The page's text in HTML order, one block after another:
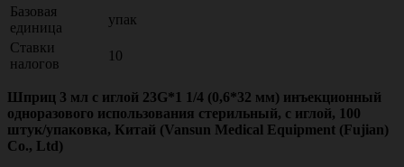
Базовая
единица
упак
Ставки
налогов
10
Шприц 3 мл с иглой 23G*1 1/4 (0,6*32 мм) инъекционный
одноразового использования стерильный, с иглой, 100
штук/упаковка, Китай (Vansun Medical Equipment (Fujian)
Co., Ltd)